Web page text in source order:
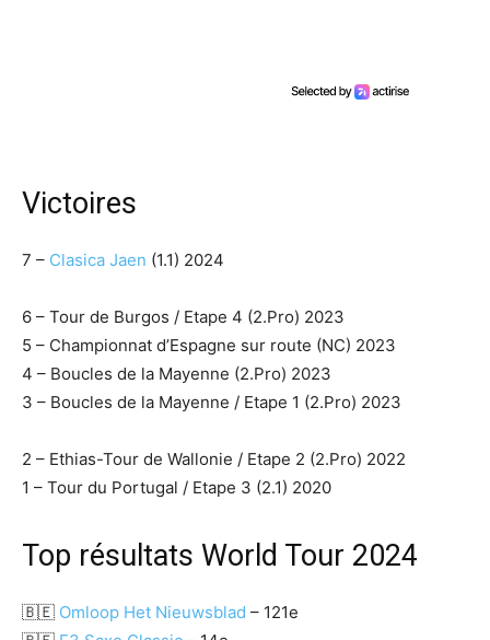
Victoires
7 – Clasica Jaen (1.1) 2024
6 – Tour de Burgos / Etape 4 (2.Pro) 2023
5 – Championnat d’Espagne sur route (NC) 2023
4 – Boucles de la Mayenne (2.Pro) 2023
3 – Boucles de la Mayenne / Etape 1 (2.Pro) 2023
2 – Ethias-Tour de Wallonie / Etape 2 (2.Pro) 2022
1 – Tour du Portugal / Etape 3 (2.1) 2020
Top résultats World Tour 2024
🇧🇪 Omloop Het Nieuwsblad – 121e